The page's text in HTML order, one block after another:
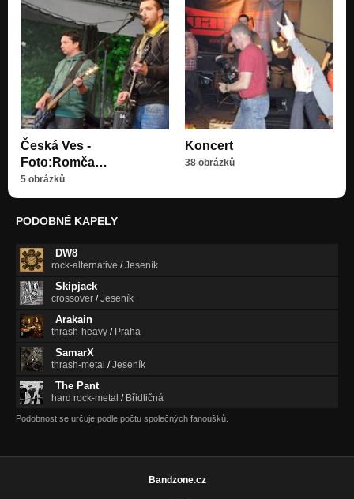
Česká Ves -
Foto:Romča…
5 obrázků
Koncert
38 obrázků
PODOBNÉ KAPELY
DW8
rock-alternative /Jeseník
Skipjack
crossover /Jeseník
Arakain
thrash-heavy / Praha
SamarX
thrash-metal /Jeseník
The Pant
hard rock-metal / Břidličná
Podobnost se určuje podle počtu společných fanoušků.
Bandzone.cz